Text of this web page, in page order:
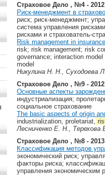
Страховое Дело , №4 - 2012
Риск-менеджмент в
риск; риск-менеджмент;
система управления
рисками и страхователь-
Risk management in
risk; risk management; risk
governance; interaction
model
Никулина Н. Н., Суходоева
Страховое Дело , №9 - 2012
Основные аспекты
индустриализация;
социальное страхование
The basic aspects of origin
industrialization, proletariat,
Лесниченко Е. Н., Терехова
Страховое Дело , №8 - 2013
Классификация методов
экономический риск;
факторы риска;
управления экономическим